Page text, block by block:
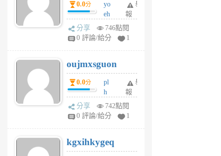
m
v
A
V
個
月
前
0.0分
yo
eh
ld
gy
個
月
前
舉
報
分享
746點閱
0 評論/給分
1
oujmxsguon
0.0分
pl
h
wi
w
6
個
舉
報
分享
742點閱
0 評論/給分
1
kgxihkygeq